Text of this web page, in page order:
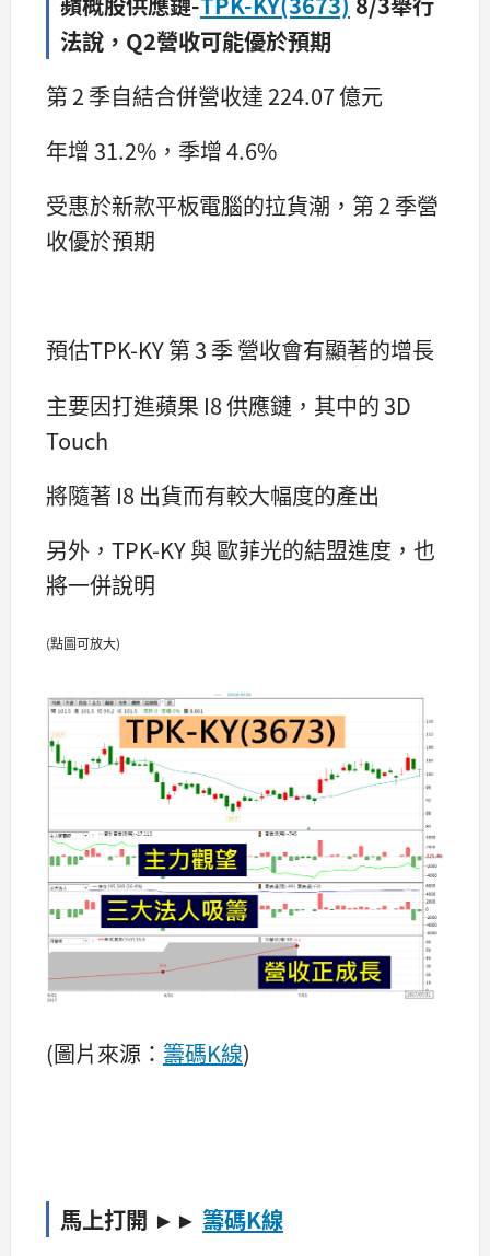
法說，Q2營收可能優於預期
第 2 季自結合併營收達 224.07 億元
年增 31.2%，季增 4.6%
受惠於新款平板電腦的拉貨潮，第 2 季營
收優於預期
預估TPK-KY 第 3 季 營收會有顯著的增長
主要因打進蘋果 I8 供應鏈，其中的 3D
Touch
將隨著 I8 出貨而有較大幅度的產出
另外，TPK-KY 與 歐菲光的結盟進度，也
將一併說明
(點圖可放大)
(圖片來源： 籌碼K線)
馬上打開 ►► 籌碼K線